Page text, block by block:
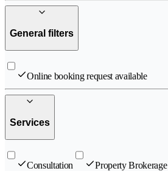
General filters
Online booking request available
Services
Consultation Property Brokerage